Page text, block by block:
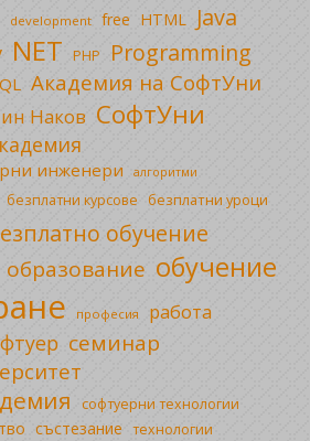
development free HTML Java
NET PHP Programming
Академия на СофтУни
Наков СофтУни
инженери алгоритми
безплатни курсове безплатни уроци
обучение
образование обучение
професия работа
семинар
софтуерни технологии
състезание технологии